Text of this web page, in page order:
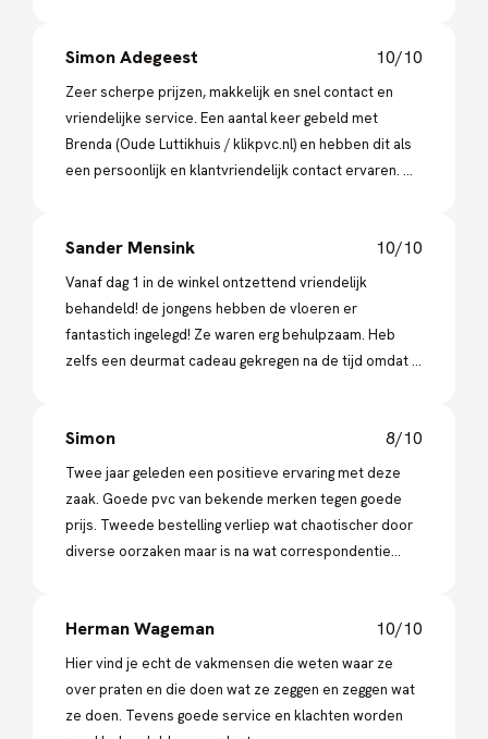
Simon Adegeest 10/10
Zeer scherpe prijzen, makkelijk en snel contact en
vriendelijke service. Een aantal keer gebeld met
Brenda (Oude Luttikhuis / klikpvc.nl) en hebben dit als
een persoonlijk en klantvriendelijk contact ervaren. Wij
Sander Mensink 10/10
Vanaf dag 1 in de winkel ontzettend vriendelijk
behandeld! de jongens hebben de vloeren er
fantastich ingelegd! Ze waren erg behulpzaam. Heb
zelfs een deurmat cadeau gekregen na de tijd omdat ik
Simon 8/10
Twee jaar geleden een positieve ervaring met deze
zaak. Goede pvc van bekende merken tegen goede
prijs. Tweede bestelling verliep wat chaotischer door
diverse oorzaken maar is na wat correspondentie
Herman Wageman 10/10
Hier vind je echt de vakmensen die weten waar ze
over praten en die doen wat ze zeggen en zeggen wat
ze doen. Tevens goede service en klachten worden